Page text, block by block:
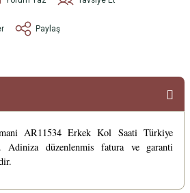
Paylaş
AR11534 Erkek Kol Saati Türkiye
Adiniza düzenlenmis fatura ve garanti